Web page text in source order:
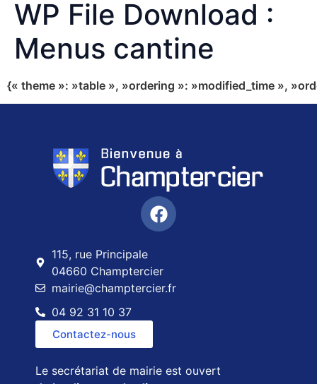
WP File Download :
Menus cantine
{« theme »: »table », »ordering »: »modified_time »,
115, rue Principale
04660 Champtercier
mairie@champtercier.fr
04 92 31 10 37
Contactez-nous
Le secrétariat de mairie est ouvert